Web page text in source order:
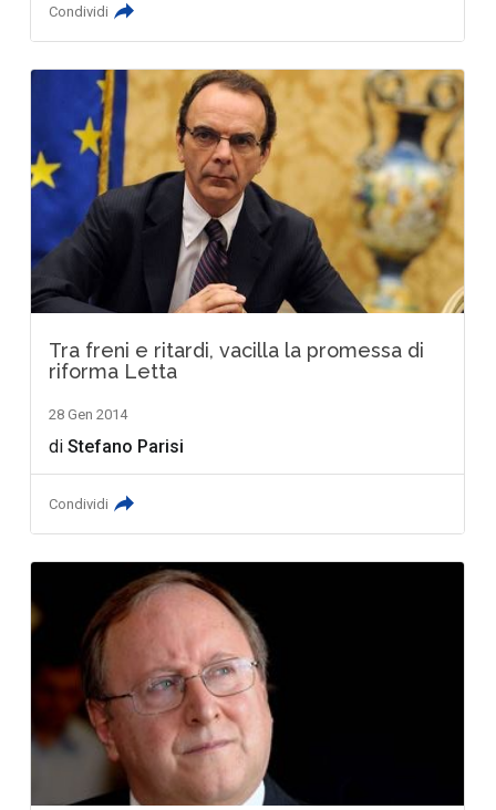
Condividi
Tra freni e ritardi, vacilla la promessa di
riforma Letta
28 Gen 2014
diStefano Parisi
Condividi